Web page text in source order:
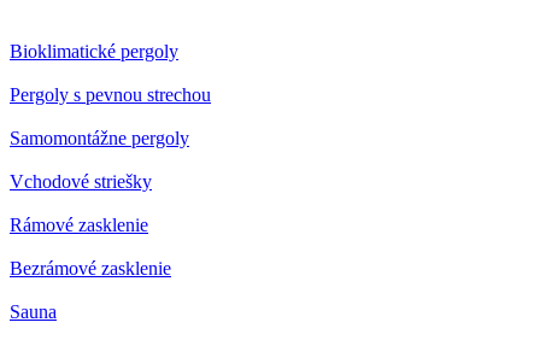
Bioklimatické pergoly
Pergoly s pevnou strechou
Samomontážne pergoly
Vchodové striešky
Rámové zasklenie
Bezrámové zasklenie
Sauna